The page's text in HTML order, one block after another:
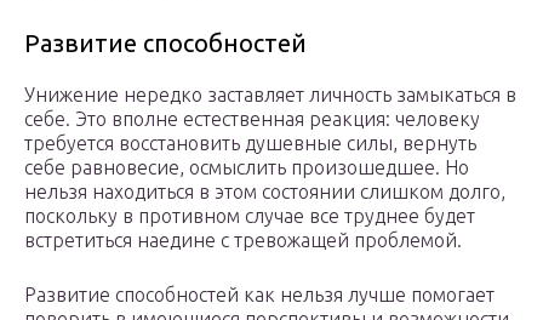
Развитие способностей
Унижение нередко заставляет личность замыкаться в
себе. Это вполне естественная реакция: человеку
требуется восстановить душевные силы, вернуть
себе равновесие, осмыслить произошедшее. Но
нельзя находиться в этом состоянии слишком долго,
поскольку в противном случае все труднее будет
встретиться наедине с тревожащей проблемой.
Развитие способностей как нельзя лучше помогает